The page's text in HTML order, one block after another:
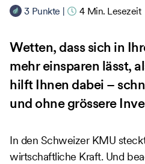
3 Punkte | 4 Min. Lesezeit
Wetten, dass sich in
mehr einsparen lässt,
hilft Ihnen dabei –
und ohne grössere
In den Schweizer KMU
wirtschaftliche Kraft. Und